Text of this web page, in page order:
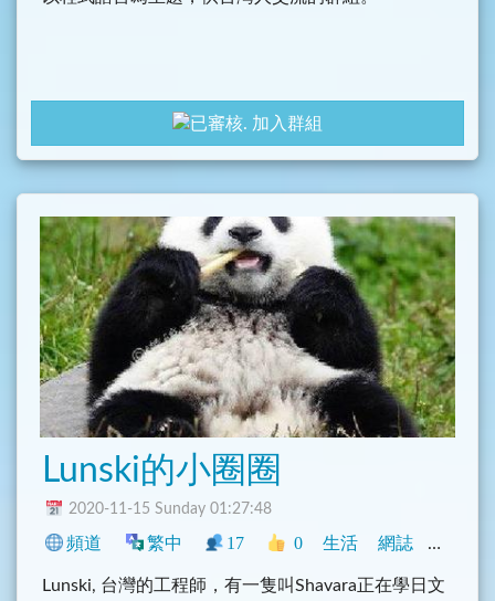
加入群組
Lunski的小圈圈
2020-11-15 Sunday 01:27:48
頻道 繁中 17 0 生活 網誌 中文圈
Lunski, 台灣的工程師，有一隻叫Shavara正在學日文